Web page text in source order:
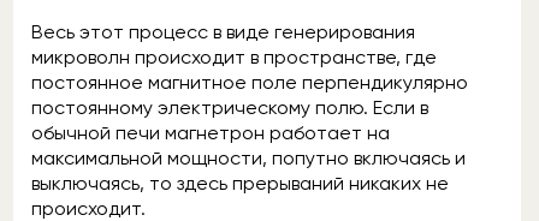
Весь этот процесс в виде генерирования
микроволн происходит в пространстве, где
постоянное магнитное поле перпендикулярно
постоянному электрическому полю. Если в
обычной печи магнетрон работает на
максимальной мощности, попутно включаясь и
выключаясь, то здесь прерываний никаких не
происходит.